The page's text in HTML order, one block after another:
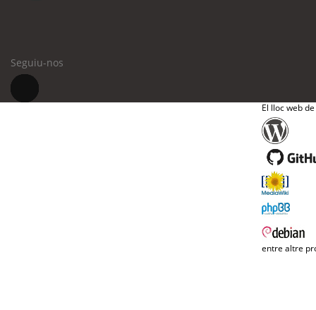
Seguiu-nos
El lloc web
entre altre